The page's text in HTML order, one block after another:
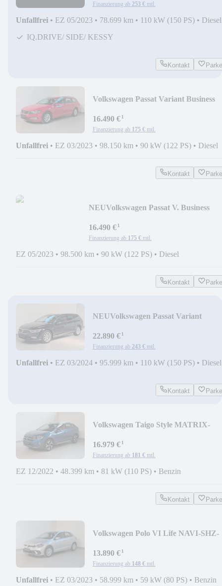
Finanzierung ab 253 € mtl.
Unfallfrei • EZ 05/2023 • 78.699 km • 110 kW (150 PS) • Diesel
IQ.DRIVE/ SIDE/ KESSY
Kontakt
Volkswagen Passat Variant Business
16.490 €¹
Finanzierung ab 175 € mtl.
Unfallfrei • EZ 03/2023 • 98.150 km • 90 kW (122 PS) • Diesel
Kontakt
NEUVolkswagen Passat V. Business
16.490 €¹
Finanzierung ab 175 € mtl.
EZ 05/2023 • 98.500 km • 90 kW (122 PS) • Diesel
Kontakt
NEUVolkswagen Passat Variant
LANE
22.890 €¹
Finanzierung ab 243 € mtl.
Unfallfrei • EZ 03/2024 • 95.999 km • 110 kW (150 PS) • Diesel
Kontakt
Volkswagen Taigo Style MATRIX-
16.979 €¹
Finanzierung ab 181 € mtl.
EZ 12/2022 • 48.399 km • 81 kW (110 PS) • Benzin
Kontakt
Volkswagen Polo VI Life NAVI-SHZ-
13.890 €¹
Finanzierung ab 148 € mtl.
Unfallfrei • EZ 03/2023 • 58.999 km • 59 kW (80 PS) • Benzin